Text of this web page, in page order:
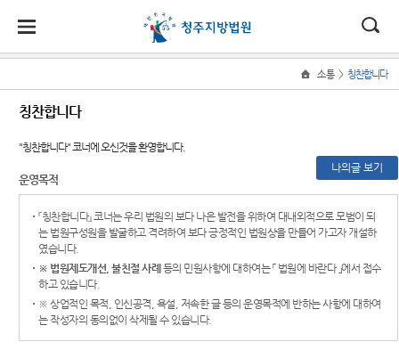
법원
소개
인사말
연혁
조직 및
전화번
호
재판개
정 및
지원
소개
원
제천지
원
영동지
원
소식
새소식
우리법
원 주요
판결
국민참
여재판
일정
포토뉴
스
민원
사회적
합적 사
법
지원 -
사법접
근센터
민원안
내
정보
사건검
판결서
사본 제
공신청
판결서
인터넷
열람
소통
법원에
부조리
신고센
터
칭찬합
니다
법원견
학
소통 > 칭찬합니다
칭찬합니다
"칭찬합니다"코너에 오신것을 환영합니다.
나의글 보기
운영목적
『칭찬합니다』 코너는 우리 법원의 보다 나은 발전을 위하여 대내외적으로 모범이 되
는 법원구성원을 발굴하고 격려하여 보다 긍정적인 법원상을 만들어 가고자 개설하
였습니다.
※ 법원제도개선, 불친절 사례 등의 민원사항에 대하여는「 법원에 바란다 」에서 접수
하고 있습니다.
※ 상업적인 목적, 인신공격, 욕설, 저속한 글 등의 운영목적에 반하는 사항에 대하여
는 작성자의 동의없이 삭제될 수 있습니다.
원
개
원
개
식
민